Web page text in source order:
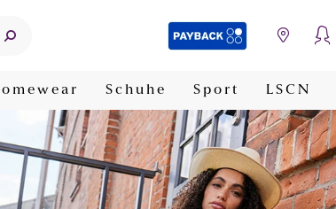
PAYBACK
Schuhe Sport LSCN